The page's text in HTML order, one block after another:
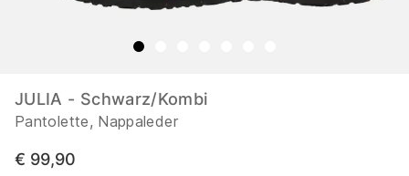
JULIA - Schwarz/Kombi
Pantolette, Nappaleder
€ 99,90